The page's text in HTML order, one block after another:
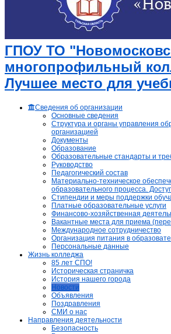
ГПОУ ТО
многопрофильный
Лучшее место для
Сведения об организации
Основные сведения
Структура и органы управления
организацией
Документы
Образование
Образовательные стандарты и
Руководство
Педагогический состав
Материально-техническое
образовательного процесса.
Стипендии и меры поддержки
Платные образовательные услуги
Финансово-хозяйственная
Вакантные места для приема
Международное сотрудничество
Организация питания в
Персональные данные
Жизнь колледжа
85 лет СПО!
Историческая страничка
История нашего города
Новости
Объявления
Поздравления
СМИ о нас
Направления деятельности
Безопасность